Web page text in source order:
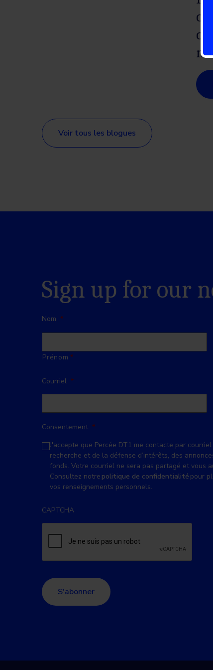
Voir tous les blogues
Sign up for our
Nom *
Prénom
Courriel *
Consentement *
J'accepte que Percée DT1 me contacte par
recherche et de la défense d’intérêts, des
fonds. Votre courriel ne sera pas partagé et vous
Consultez notre politique de confidentialité pour
vos renseignements personnels.
CAPTCHA